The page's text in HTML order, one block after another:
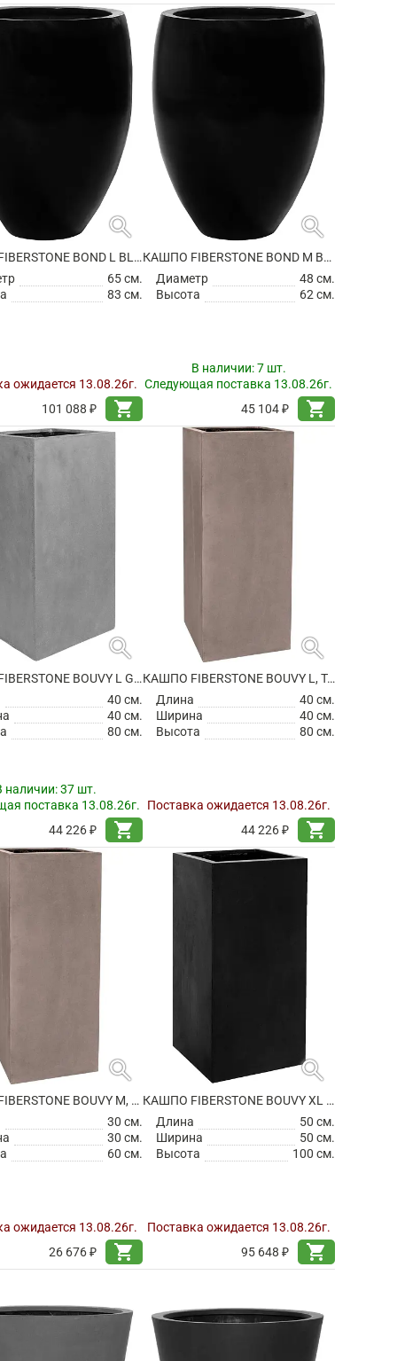
search
КАШПО FIBERSTONE BOND L BLACK
65 см.
83 см.
ожидается 13.08.26г.
101 088 ₽
shopping_cart
search
КАШПО FIBERSTONE BOND M BLACK
Диаметр
48 см.
Высота
62 см.
В наличии:7 шт.
Следующая поставка 13.08.26г.
45 104 ₽
shopping_cart
search
КАШПО FIBERSTONE BOUVY L GREY
40 см.
40 см.
80 см.
наличии:37 шт.
поставка 13.08.26г.
44 226 ₽
shopping_cart
search
КАШПО FIBERSTONE BOUVY L, TAUPE
Длина
40 см.
Ширина
40 см.
Высота
80 см.
Поставка ожидается 13.08.26г.
44 226 ₽
shopping_cart
search
КАШПО FIBERSTONE BOUVY M, TAUPE
30 см.
30 см.
60 см.
ожидается 13.08.26г.
26 676 ₽
shopping_cart
search
КАШПО FIBERSTONE BOUVY XL BLACK
Длина
50 см.
Ширина
50 см.
Высота
100 см.
Поставка ожидается 13.08.26г.
95 648 ₽
shopping_cart